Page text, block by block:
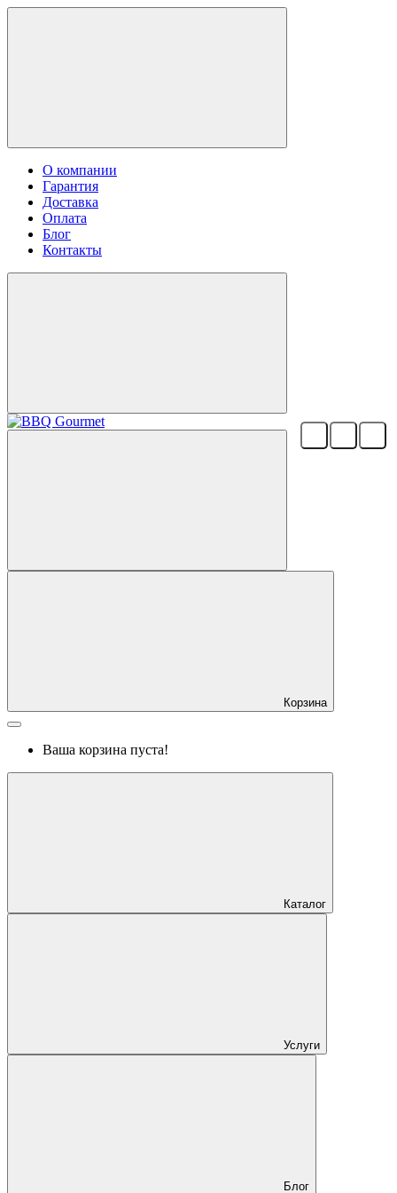
О компании
Гарантия
Доставка
Оплата
Блог
Контакты
Корзина
Ваша корзина пуста!
Каталог
Услуги
Блог